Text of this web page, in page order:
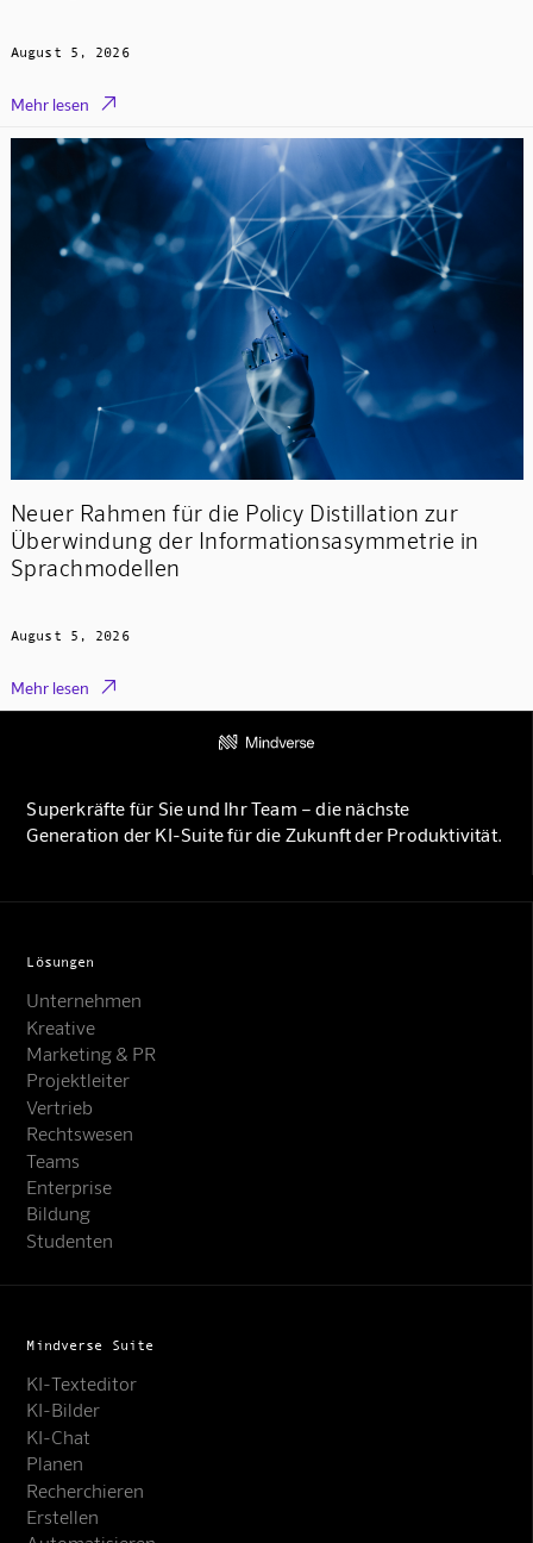
August 5, 2026
Mehr lesen 
Neuer Rahmen für die Policy Distillation zur
Überwindung der Informationsasymmetrie in
Sprachmodellen
August 5, 2026
Mehr lesen 
Superkräfte für Sie und Ihr Team – die nächste
Generation der KI-Suite für die Zukunft der Produktivität.
Lösungen
Unternehmen
Kreative
Marketing & PR
Projektleiter
Vertrieb
Rechtswesen
Teams
Enterprise
Bildung
Studenten
Mindverse Suite
KI-Texteditor
KI-Bilder
KI-Chat
Planen
Recherchieren
Erstellen